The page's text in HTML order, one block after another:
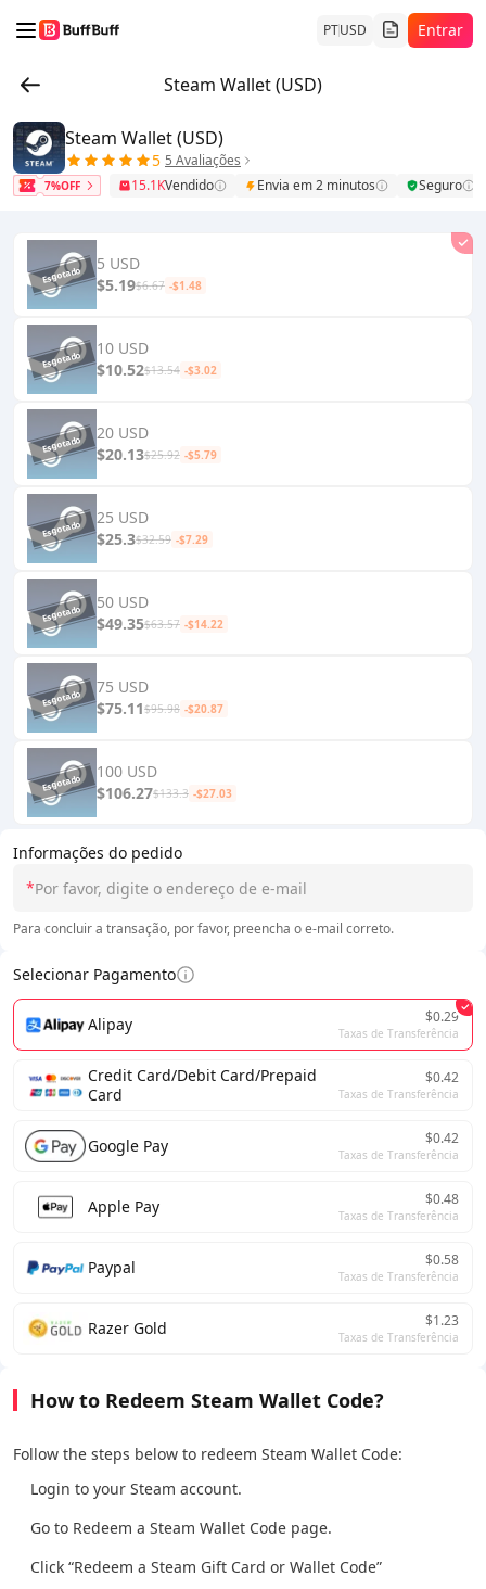
PTUSD Entrar
Steam Wallet (USD)
Informações do pedido
*
Para concluir a transação, por favor, preencha o e-mail correto.
Selecionar Pagamento
Alipay $0.29
Taxas de Transferência
Credit Card/Debit Card/Prepaid
Card
$0.42
Taxas de Transferência
Google Pay $0.42
Taxas de Transferência
Apple Pay $0.48
Taxas de Transferência
Paypal $0.58
Taxas de Transferência
Razer Gold $1.23
Taxas de Transferência
Steam Wallet (USD)
5 5 Avaliações
7%OFF 15.1KVendido Envia em 2 minutos Seguro
5 USD
$5.19$6.67 -$1.48
10 USD
$10.52$13.54 -$3.02
20 USD
$20.13$25.92 -$5.79
25 USD
$25.3$32.59 -$7.29
50 USD
$49.35$63.57 -$14.22
75 USD
$75.11$95.98 -$20.87
100 USD
$106.27$133.3 -$27.03
How to Redeem Steam Wallet Code?
Follow the steps below to redeem Steam Wallet Code:
Login to your Steam account.
Go to Redeem a Steam Wallet Code page.
Click “Redeem a Steam Gift Card or Wallet Code”